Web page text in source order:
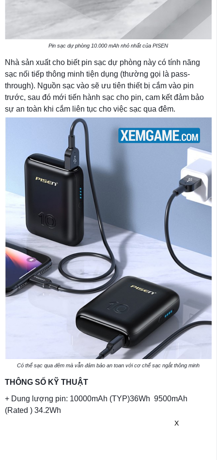
Pin sạc dự phòng 10.000 mAh nhỏ nhất của PISEN
Nhà sản xuất cho biết pin sạc dự phòng này có tính năng
sạc nối tiếp thông minh tiện dụng (thường gọi là pass-
through). Nguồn sạc vào sẽ ưu tiên thiết bị cắm vào pin
trước, sau đó mới tiến hành sạc cho pin, cam kết đảm bảo
sự an toàn khi cắm liên tục cho việc sạc qua đêm.
Có thể sạc qua đêm mà vẫn đảm bảo an toan với cơ chế sạc ngắt thông minh
THÔNG SỐ KỸ THUẬT
+ Dung lượng pin: 10000mAh (TYP)36Wh 9500mAh
(Rated ) 34.2Wh
X